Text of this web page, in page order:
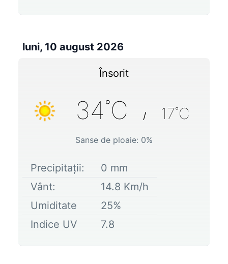
luni, 10 august 2026
Însorit
34˚C / 17˚C
Sanse de ploaie: 0%
Precipitații: 0 mm
Vânt:
14.8 Km/h
Umiditate
25%
Indice UV
7.8